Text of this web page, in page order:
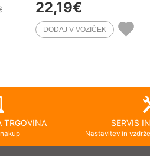
22,19€
TRGOVINA SERVIS
Nastavitev in